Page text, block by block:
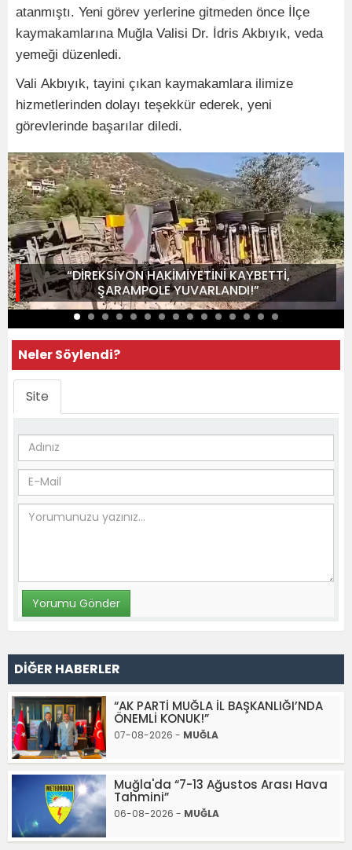
atanmıştı. Yeni görev yerlerine gitmeden önce İlçe
kaymakamlarına Muğla Valisi Dr. İdris Akbıyık, veda
yemeği düzenledi.
Vali Akbıyık, tayini çıkan kaymakamlara ilimize
hizmetlerinden dolayı teşekkür ederek, yeni
görevlerinde başarılar diledi.
“DİREKSİYON HAKİMİYETİNİ KAYBETTİ,
ŞARAMPOLE YUVARLANDI!”
Neler Söylendi?
Site
DİĞER HABERLER
“AK PARTİ MUĞLA İL BAŞKANLIĞI’NDA
ÖNEMLİ KONUK!”
07-08-2026 - MUĞLA
Muğla'da “7-13 Ağustos Arası Hava
Tahmini”
06-08-2026 - MUĞLA